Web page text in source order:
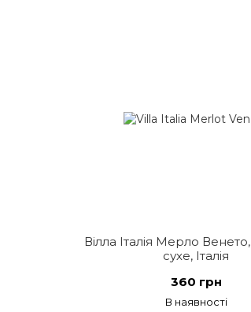
Вілла Італія Мерло
сухе, Італія
360 грн
В наявності